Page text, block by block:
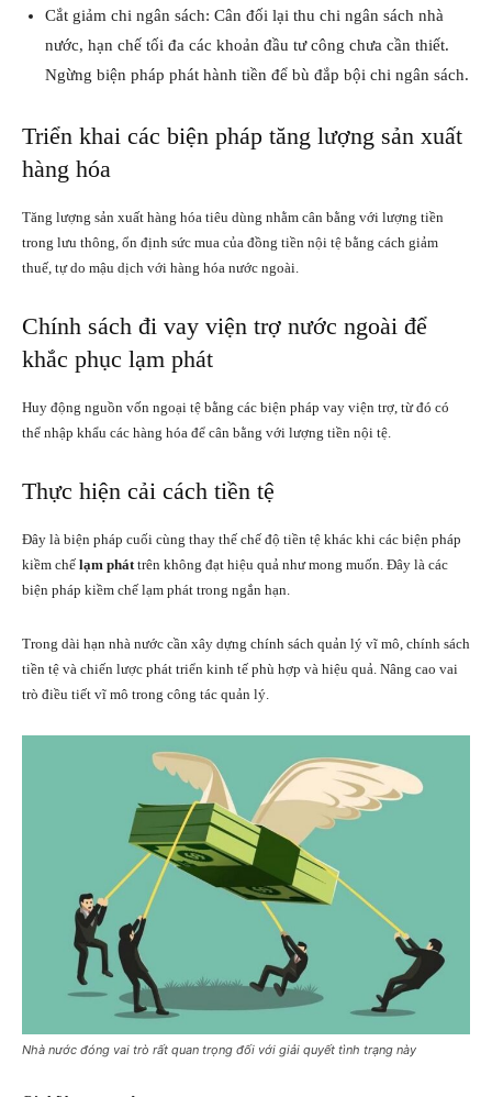
Cắt giảm chi ngân sách: Cân đối lại thu chi ngân sách nhà
nước, hạn chế tối đa các khoản đầu tư công chưa cần thiết.
Ngừng biện pháp phát hành tiền để bù đắp bội chi ngân sách.
Triển khai các biện pháp tăng lượng sản xuất
hàng hóa
Tăng lượng sản xuất hàng hóa tiêu dùng nhằm cân bằng với lượng tiền
trong lưu thông, ổn định sức mua của đồng tiền nội tệ bằng cách giảm
thuế, tự do mậu dịch với hàng hóa nước ngoài.
Chính sách đi vay viện trợ nước ngoài để
khắc phục lạm phát
Huy động nguồn vốn ngoại tệ bằng các biện pháp vay viện trợ, từ đó có
thể nhập khẩu các hàng hóa để cân bằng với lượng tiền nội tệ.
Thực hiện cải cách tiền tệ
Đây là biện pháp cuối cùng thay thế chế độ tiền tệ khác khi các biện pháp
kiềm chế lạm pháttrên không đạt hiệu quả như mong muốn. Đây là các
biện pháp kiềm chế lạm phát trong ngắn hạn.
Trong dài hạn nhà nước cần xây dựng chính sách quản lý vĩ mô, chính sách
tiền tệ và chiến lược phát triển kinh tế phù hợp và hiệu quả. Nâng cao vai
trò điều tiết vĩ mô trong công tác quản lý.
Nhà nước đóng vai trò rất quan trọng đối với giải quyết tình trạng này